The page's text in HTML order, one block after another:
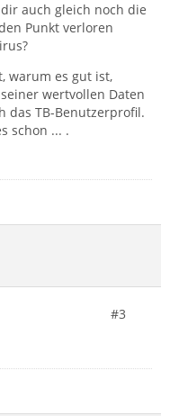
auch gleich noch die
Punkt verloren
warum es gut ist,
wertvollen Daten
das TB-Benutzerprofil.
schon ... .
#3